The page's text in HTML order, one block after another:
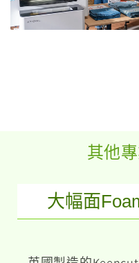
其他
大幅面